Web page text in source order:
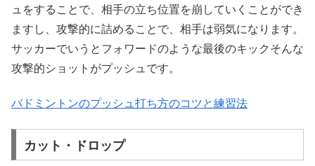
ュをすることで、相手の立ち位置を崩していくことができ
ますし、攻撃的に詰めることで、相手は弱気になります。
サッカーでいうとフォワードのような最後のキックそんな
攻撃的ショットがプッシュです。
バドミントンのプッシュ打ち方のコツと練習法
カット・ドロップ